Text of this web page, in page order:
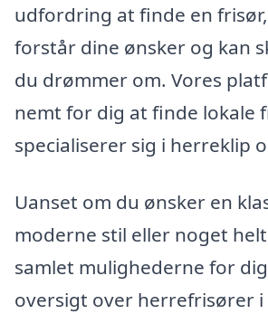
udfordring at finde en
forstår dine ønsker og kan
du drømmer om. Vores
nemt for dig at finde lokale
specialiserer sig i herreklip
Uanset om du ønsker en
moderne stil eller noget
samlet mulighederne for
oversigt over herrefrisører